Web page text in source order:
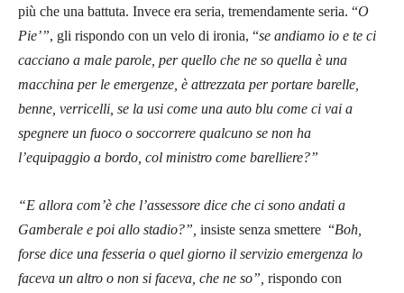
più che una battuta. Invece era seria, tremendamente seria. “O
Pie’”, gli rispondo con un velo di ironia, “se andiamo io e te ci
cacciano a male parole, per quello che ne so quella è una
macchina per le emergenze, è attrezzata per portare barelle,
benne, verricelli, se la usi come una auto blu come ci vai a
spegnere un fuoco o soccorrere qualcuno se non ha
l’equipaggio a bordo, col ministro come barelliere?”
“E allora com’è che l’assessore dice che ci sono andati a
Gamberale e poi allo stadio?”, insiste senza smettere “Boh,
forse dice una fesseria o quel giorno il servizio emergenza lo
faceva un altro o non si faceva, che ne so”, rispondo con